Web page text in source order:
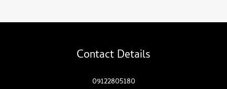
Contact Details
09122805180